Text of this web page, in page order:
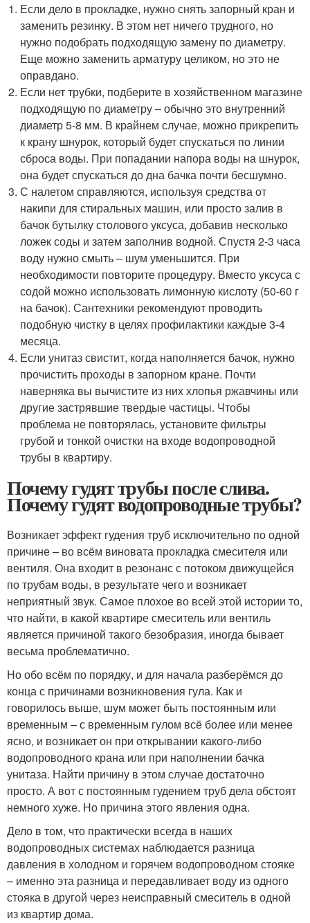
Если дело в прокладке, нужно снять запорный кран и
заменить резинку. В этом нет ничего трудного, но
нужно подобрать подходящую замену по диаметру.
Еще можно заменить арматуру целиком, но это не
оправдано.
Если нет трубки, подберите в хозяйственном магазине
подходящую по диаметру – обычно это внутренний
диаметр 5-8 мм. В крайнем случае, можно прикрепить
к крану шнурок, который будет спускаться по линии
сброса воды. При попадании напора воды на шнурок,
она будет спускаться до дна бачка почти бесшумно.
С налетом справляются, используя средства от
накипи для стиральных машин, или просто залив в
бачок бутылку столового уксуса, добавив несколько
ложек соды и затем заполнив водной. Спустя 2-3 часа
воду нужно смыть – шум уменьшится. При
необходимости повторите процедуру. Вместо уксуса с
содой можно использовать лимонную кислоту (50-60 г
на бачок). Сантехники рекомендуют проводить
подобную чистку в целях профилактики каждые 3-4
месяца.
Если унитаз свистит, когда наполняется бачок, нужно
прочистить проходы в запорном кране. Почти
наверняка вы вычистите из них хлопья ржавчины или
другие застрявшие твердые частицы. Чтобы
проблема не повторялась, установите фильтры
грубой и тонкой очистки на входе водопроводной
трубы в квартиру.
Почему гудят трубы после слива.
Почему гудят водопроводные трубы?
Возникает эффект гудения труб исключительно по одной
причине – во всём виновата прокладка смесителя или
вентиля. Она входит в резонанс с потоком движущейся
по трубам воды, в результате чего и возникает
неприятный звук. Самое плохое во всей этой истории то,
что найти, в какой квартире смеситель или вентиль
является причиной такого безобразия, иногда бывает
весьма проблематично.
Но обо всём по порядку, и для начала разберёмся до
конца с причинами возникновения гула. Как и
говорилось выше, шум может быть постоянным или
временным – с временным гулом всё более или менее
ясно, и возникает он при открывании какого-либо
водопроводного крана или при наполнении бачка
унитаза. Найти причину в этом случае достаточно
просто. А вот с постоянным гудением труб дела обстоят
немного хуже. Но причина этого явления одна.
Дело в том, что практически всегда в наших
водопроводных системах наблюдается разница
давления в холодном и горячем водопроводном стояке
– именно эта разница и передавливает воду из одного
стояка в другой через неисправный смеситель в одной
из квартир дома.